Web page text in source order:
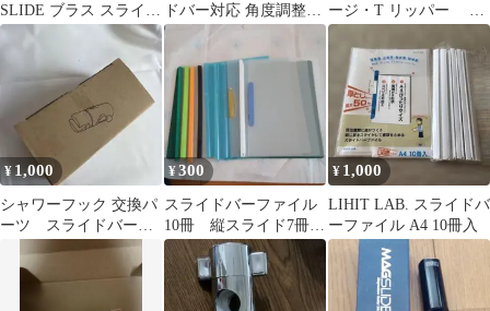
SLIDE ブラス スライド
バー
ドバー対応 角度調整可
能
ージ・T リッパー お
まけミスターボビン
¥ 1,000
シャワーフック 交換パ
ーツ スライドバー対
¥300
スライドバーファイル
10冊 縦スライド7冊横
スライド3冊
¥ 1,000
LIHIT LAB. スライドバ
ーファイル A4 10冊入